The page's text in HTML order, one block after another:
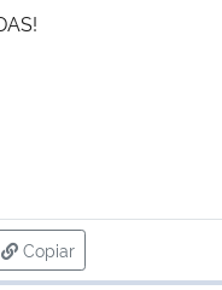
Copiar
para área de